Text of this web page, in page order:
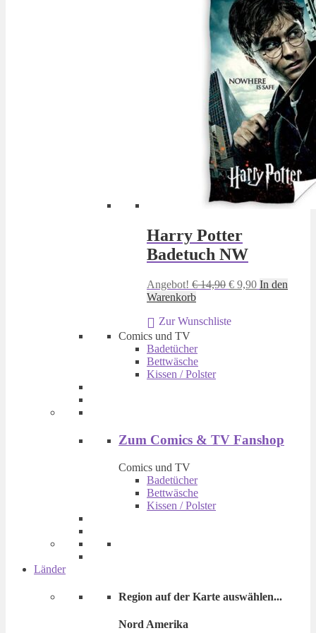
Harry Potter
Badetuch NW
Angebot! €14,90 Ursprünglicher
€ 14,90
€ 9,90Aktueller
In den
Warenkorb
Zur Wunschliste
Comics und TV
Badetücher
Bettwäsche
Kissen / Polster
Zum Comics & TV Fanshop
Comics und TV
Badetücher
Bettwäsche
Kissen / Polster
Länder
Region auf der Karte auswählen...
Nord Amerika